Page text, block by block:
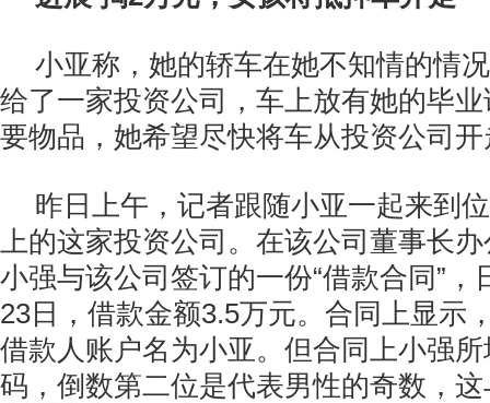
小亚称，她的轿车在她不知情的情
给了一家投资公司，车上放有她的毕
要物品，她希望尽快将车从投资公司
昨日上午，记者跟随小亚一起来到
上的这家投资公司。在该公司董事长
小强与该公司签订的一份“借款合同”，
23日，借款金额3.5万元。合同上显示
借款人账户名为小亚。但合同上小强
码，倒数第二位是代表男性的奇数，